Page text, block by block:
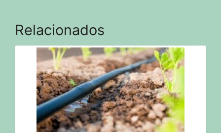
Relacionados